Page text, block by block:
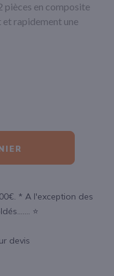
pièces en composite
rapidement une
* A l'exception des
⭐
devis